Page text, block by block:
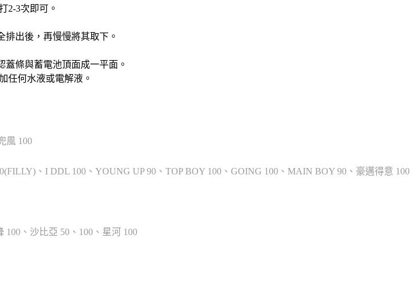
2-3次即可。
出後，再慢慢將其取下。
條與蓄電池頂面成一平面。
任何水液或電解液。
風 100
、I DDL 100、YOUNG UP 90、TOP BOY 100、GOING 100、MAIN BOY 90、豪邁得意 100
100、沙比亞 50、100、星河 100